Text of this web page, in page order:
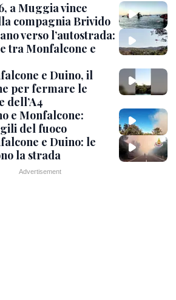
a Muggia vince
compagnia Brivido
verso l’autostrada:
tra Monfalcone e
e Duino, il
per fermare le
dell’A4
e Monfalcone:
del fuoco
e Duino: le
la strada